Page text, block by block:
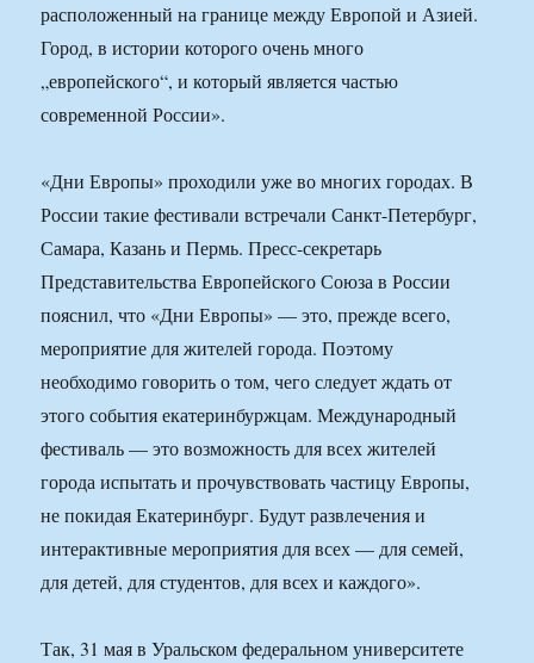
расположенный на границе между Европой и Азией.
Город, в истории которого очень много
„европейского“, и который является частью
современной России».
«Дни Европы» проходили уже во многих городах. В
России такие фестивали встречали Санкт-Петербург,
Самара, Казань и Пермь. Пресс-секретарь
Представительства Европейского Союза в России
пояснил, что «Дни Европы» — это, прежде всего,
мероприятие для жителей города. Поэтому
необходимо говорить о том, чего следует ждать от
этого события екатеринбуржцам. Международный
фестиваль — это возможность для всех жителей
города испытать и прочувствовать частицу Европы,
не покидая Екатеринбург. Будут развлечения и
интерактивные мероприятия для всех — для семей,
для детей, для студентов, для всех и каждого».
Так, 31 мая в Уральском федеральном университете